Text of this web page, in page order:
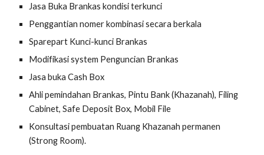
Jasa Buka Brankas kondisi terkunci
Penggantian nomer kombinasi secara berkala
Sparepart Kunci-kunci Brankas
Modifikasi system Penguncian Brankas
Jasa buka Cash Box
Ahli pemindahan Brankas, Pintu Bank (Khazanah), Filing
Cabinet, Safe Deposit Box, Mobil File
Konsultasi pembuatan Ruang Khazanah permanen
(Strong Room).